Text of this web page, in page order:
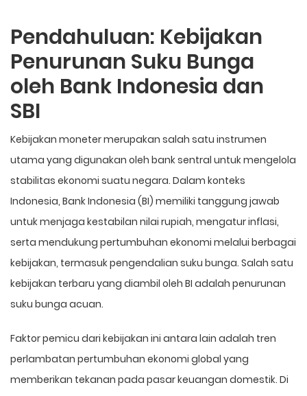
Pendahuluan: Kebijakan
Penurunan Suku Bunga
oleh Bank Indonesia dan
SBI
Kebijakan monetermerupakan salah satu instrumen
utama yang digunakan oleh bank sentral untuk mengelola
stabilitas ekonomi suatu negara. Dalam konteks
Indonesia, Bank Indonesia (BI) memiliki tanggung jawab
untuk menjaga kestabilan nilai rupiah, mengatur inflasi,
serta mendukung pertumbuhan ekonomi melalui berbagai
kebijakan, termasuk pengendalian suku bunga. Salah satu
kebijakan terbaru yang diambil oleh BI adalah penurunan
suku bunga acuan.
Faktor pemicu dari kebijakan ini antara lain adalah tren
perlambatan pertumbuhan ekonomi global yang
memberikan tekanan pada pasar keuangan domestik. Di